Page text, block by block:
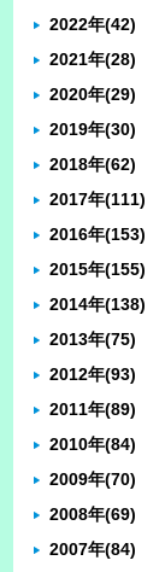
2022年(42)
2021年(28)
2020年(29)
2019年(30)
2018年(62)
2017年(111)
2016年(153)
2015年(155)
2014年(138)
2013年(75)
2012年(93)
2011年(89)
2010年(84)
2009年(70)
2008年(69)
2007年(84)